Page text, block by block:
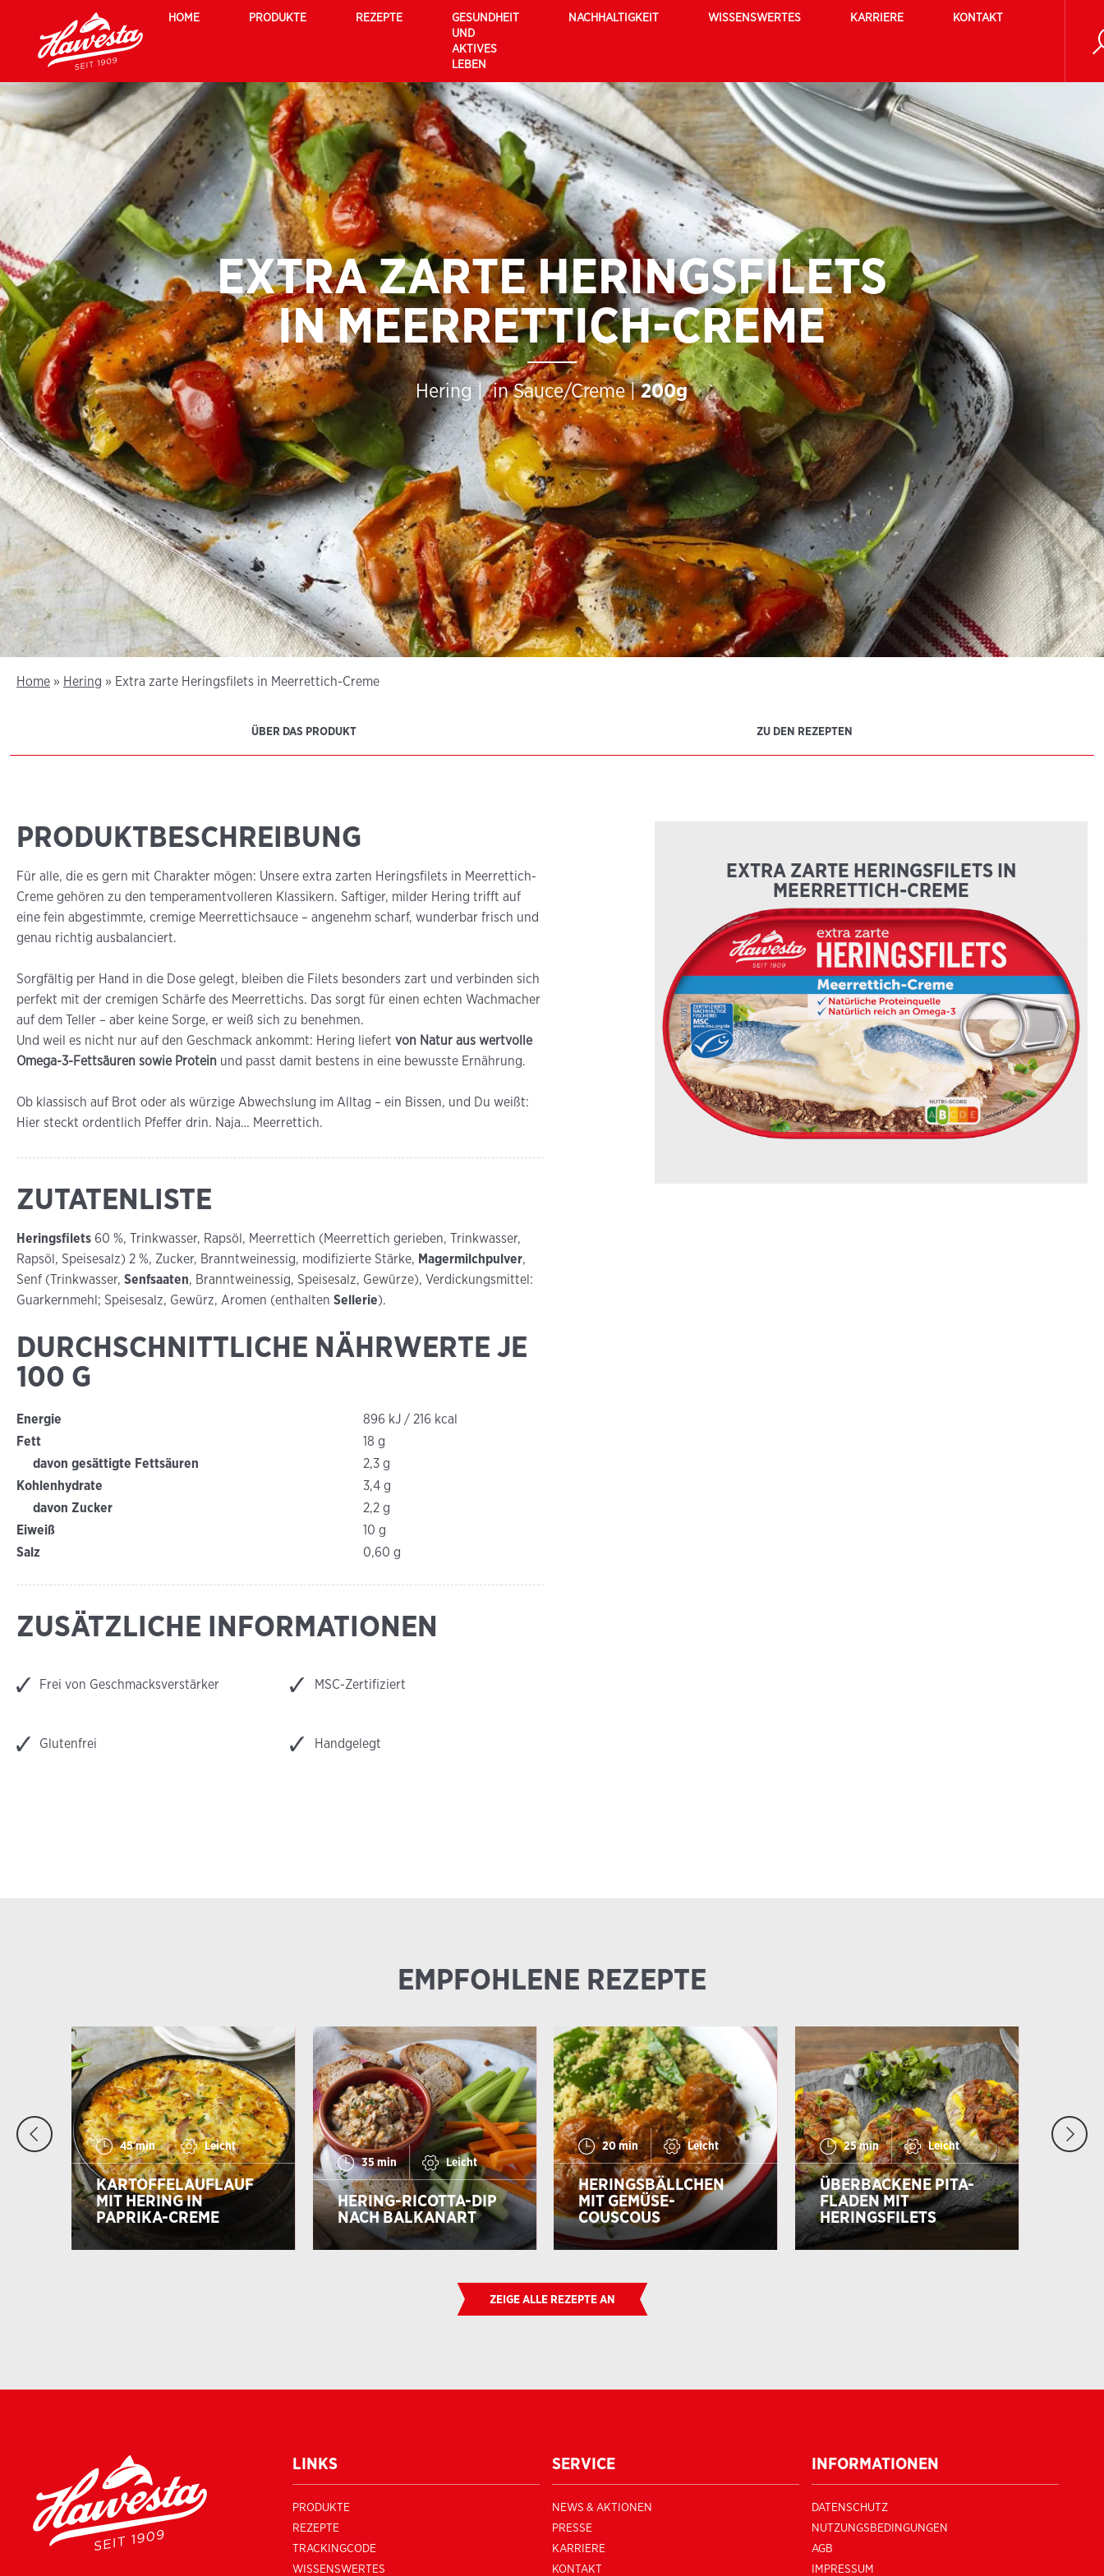
HOME PRODUKTE REZEPTE
GESUNDHEIT
UND
AKTIVES
LEBEN
NACHHALTIGKEIT WISSENSWERTES KARRIERE KONTAKT
EXTRA ZARTE HERINGSFILETS
IN MEERRETTICH-CREME
Hering | in Sauce/Creme |200g
Home » Hering » Extra zarte Heringsfilets in Meerrettich-Creme
ÜBER DAS PRODUKT ZU DEN REZEPTEN
EXTRA ZARTE HERINGSFILETS IN
MEERRETTICH-CREME
PRODUKTBESCHREIBUNG
Für alle, die es gern mit Charakter mögen: Unsere extra zarten Heringsfilets in Meerrettich-
Creme gehören zu den temperamentvolleren Klassikern. Saftiger, milder Hering trifft auf
eine fein abgestimmte, cremige Meerrettichsauce – angenehm scharf, wunderbar frisch und
genau richtig ausbalanciert.
Sorgfältig per Hand in die Dose gelegt, bleiben die Filets besonders zart und verbinden sich
perfekt mit der cremigen Schärfe des Meerrettichs. Das sorgt für einen echten Wachmacher
auf dem Teller – aber keine Sorge, er weiß sich zu benehmen.
Und weil es nicht nur auf den Geschmack ankommt: Hering liefert von Natur aus wertvolle
Omega-3-Fettsäuren sowie Protein und passt damit bestens in eine bewusste Ernährung.
Ob klassisch auf Brot oder als würzige Abwechslung im Alltag – ein Bissen, und Du weißt:
Hier steckt ordentlich Pfeffer drin. Naja… Meerrettich.
ZUTATENLISTE
Heringsfilets 60 %, Trinkwasser, Rapsöl, Meerrettich (Meerrettich gerieben, Trinkwasser,
Rapsöl, Speisesalz) 2 %, Zucker, Branntweinessig, modifizierte Stärke, Magermilchpulver,
Senf (Trinkwasser, Senfsaaten, Branntweinessig, Speisesalz, Gewürze), Verdickungsmittel:
Guarkernmehl; Speisesalz, Gewürz, Aromen (enthalten Sellerie).
DURCHSCHNITTLICHE NÄHRWERTE JE
100 G
Energie
896 kJ / 216 kcal
Fett
18 g
davon gesättigte Fettsäuren
2,3 g
Kohlenhydrate
3,4 g
davon Zucker
2,2 g
Eiweiß
10 g
Salz
0,60 g
ZUSÄTZLICHE INFORMATIONEN
Frei von Geschmacksverstärker MSC-Zertifiziert
Glutenfrei Handgelegt
EMPFOHLENE REZEPTE
45 min Leicht
KARTOFFELAUFLAUF
MIT HERING IN
PAPRIKA-CREME
35 min Leicht
HERING-RICOTTA-DIP
NACH BALKANART
20 min Leicht
HERINGSBÄLLCHEN
MIT GEMÜSE-
COUSCOUS
25 min Leicht
ÜBERBACKENE PITA-
FLADEN MIT
HERINGSFILETS
ZEIGE ALLE REZEPTE AN
LINKS
PRODUKTE
REZEPTE
TRACKINGCODE
WISSENSWERTES
SERVICE
NEWS & AKTIONEN
PRESSE
KARRIERE
KONTAKT
INFORMATIONEN
DATENSCHUTZ
NUTZUNGSBEDINGUNGEN
AGB
IMPRESSUM